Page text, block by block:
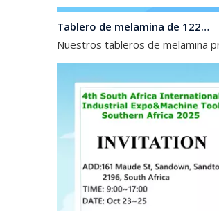
Tablero de melamina de 1220*2440 mm/2100*2800/1830*2745 mm/2140*2440 mm/1830*2440 mm para el mercado de América Central y del Sur
Nuestros tableros de melamina